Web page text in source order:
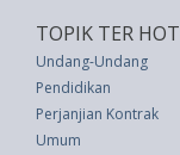
TOPIK TER HOT
Undang-Undang
Pendidikan
Perjanjian Kontrak
Umum